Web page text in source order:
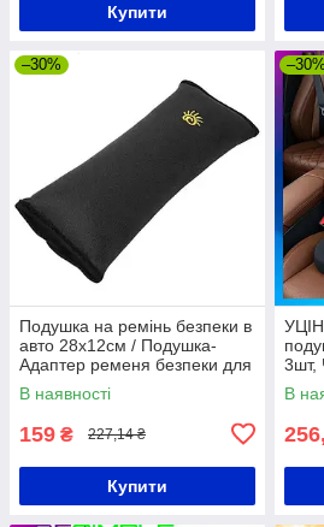
Купити
–30%
Подушка на ремінь безпеки в
авто 28х12см / Подушка-
Адаптер ременя безпеки для
дітей
В наявності
159 ₴ 227,14 ₴
Купити
–30%
3шт,
для
В